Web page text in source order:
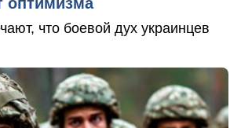
что боевой дух украинцев